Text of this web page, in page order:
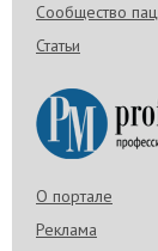
Сообщество
Статьи
О портале
Реклама